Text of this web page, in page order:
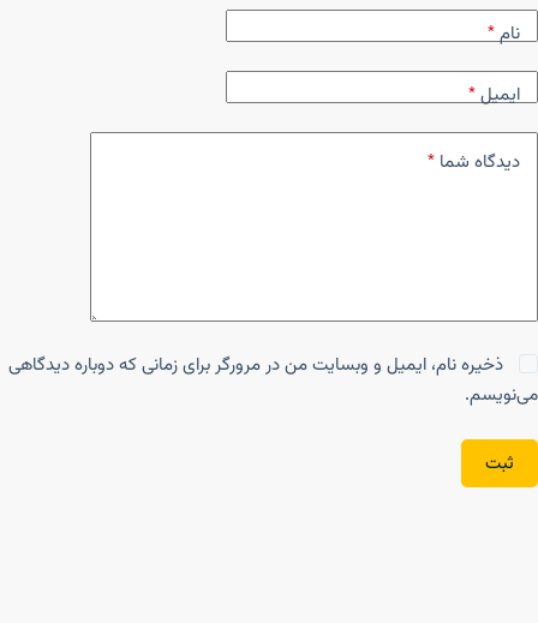
نام*
ایمیل*
دیدگاه شما *
ذخیره نام، ایمیل و وبسایت من در مرورگر برای زمانی که دوباره دیدگاهی
می‌نویسم.
ثبت